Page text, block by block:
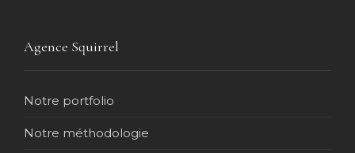
Agence Squirrel
Notre portfolio
Notre méthodologie